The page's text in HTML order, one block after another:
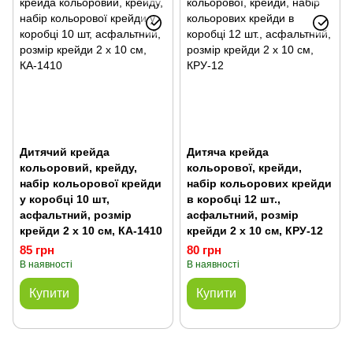
Дитячий крейда
кольоровий, крейду,
набір кольорової крейди
у коробці 10 шт,
асфальтний, розмір
крейди 2 х 10 см, КА-1410
85 грн
В наявності
Купити
Дитяча крейда
кольорової, крейди,
набір кольорових крейди
в коробці 12 шт.,
асфальтний, розмір
крейди 2 х 10 см, КРУ-12
80 грн
В наявності
Купити